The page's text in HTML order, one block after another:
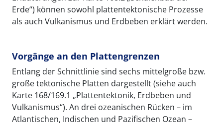
Erde“) können sowohl plattentektonische Prozesse
als auch Vulkanismus und Erdbeben erklärt werden.
Vorgänge an den Plattengrenzen
Entlang der Schnittlinie sind sechs mittelgroße bzw.
große tektonische Platten dargestellt (siehe auch
Karte 168/169.1 „Plattentektonik, Erdbeben und
Vulkanismus“). An drei ozeanischen Rücken – im
Atlantischen, Indischen und Pazifischen Ozean –